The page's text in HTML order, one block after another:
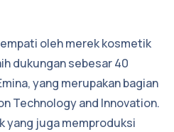
oleh merek kosmetik
dukungan sebesar 40
yang merupakan bagian
Technology and Innovation.
yang juga memproduksi